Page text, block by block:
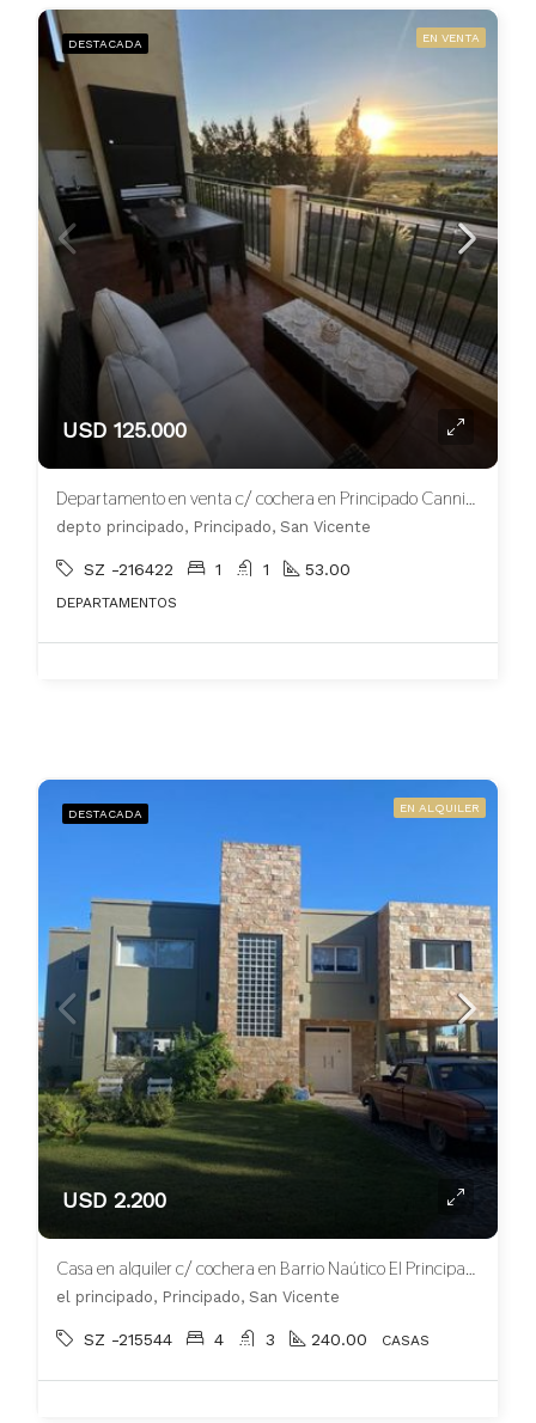
DESTACADA EN VENTA
USD 125.000
Departamento en venta c/ cochera en Principado Canning
depto principado, Principado, San Vicente
SZ -216422 1 1 53.00
DEPARTAMENTOS
DESTACADA EN ALQUILER
USD 2.200
Casa en alquiler c/ cochera en Barrio Naútico El Principado Canning
el principado, Principado, San Vicente
SZ -215544 4 3 240.00 CASAS